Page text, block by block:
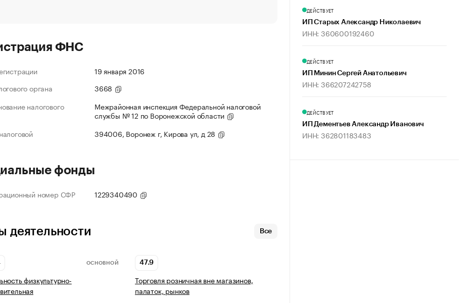
ФНС
19 января 2016
органа
3668
налогового
Межрайонная инспекция Федеральной налоговой
службы № 12 по Воронежской области
394006, Воронеж г, Кирова ул, д 28
фонды
номер СФР 1229340490
деятельности Все
ОСНОВНОЙ
физкультурно-
47.9
Торговля розничная вне магазинов,
палаток, рынков
ДЕЙСТВУЕТ
ИП Старых Александр Николаевич
ИНН: 360600192460
ДЕЙСТВУЕТ
ИП Минин Сергей Анатольевич
ИНН: 366207242758
ДЕЙСТВУЕТ
ИП Дементьев Александр Иванович
ИНН: 362801183483